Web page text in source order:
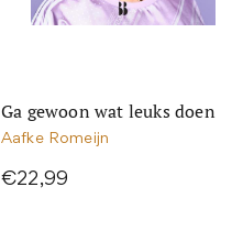
Ga gewoon wat leuks doen
Aafke Romeijn
€22,99